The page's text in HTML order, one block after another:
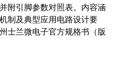
附引脚参数对照表。内容涵
制及典型应用电路设计要
士兰微电子官方规格书（版